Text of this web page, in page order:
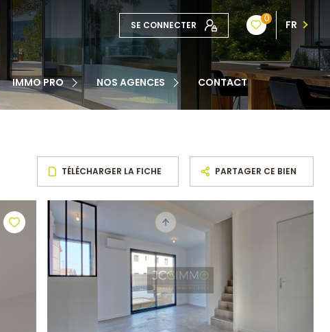
SE CONNECTER
0 FR
IMMO PRO
VENTE
LOCATION
NOS AGENCES
NOTRE ÉQUIPE
CONTACT
TÉLÉCHARGER LA FICHE PARTAGER CE BIEN